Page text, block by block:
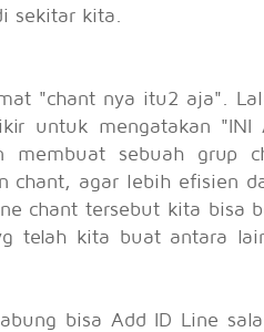
sekitar kita.
"chant nya itu2 aja".
untuk mengatakan "INI
sebuah grup
chant, agar lebih efisien
chant tersebut kita bisa
telah kita buat antara
bisa Add ID Line